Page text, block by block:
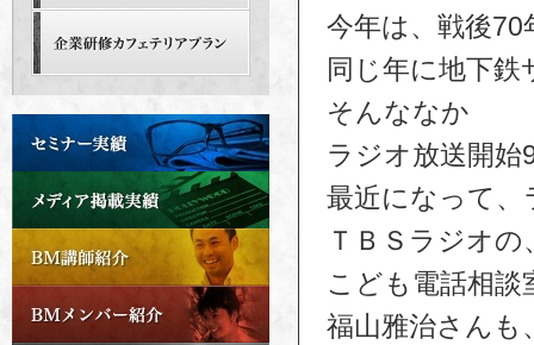
今年は、戦後70
同じ年に地下
そんななか
ラジオ放送開始
最近になって、
ＴＢＳラジオ
こども電話相
福山雅治さん